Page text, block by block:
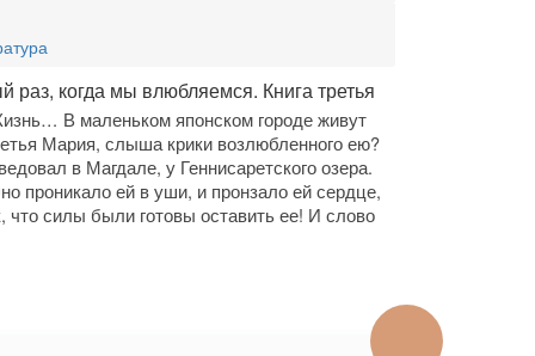
раз, когда мы влюбляемся. Книга третья
В маленьком японском городе живут
Мария, слыша крики возлюбленного ею?
в Магдале, у Геннисаретского озера.
проникало ей в уши, и пронзало ей сердце,
что силы были готовы оставить ее! И слово